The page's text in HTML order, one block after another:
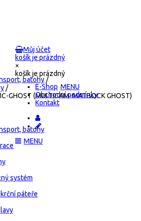
Můj účet
košík je prázdný
×
košík je prázdný
E-Shop
Obchodní podmínky
Kontakt
batohy /
/
GHOST (MULTICAM-MATBOCK GHOST)
batohy
systém
páteře